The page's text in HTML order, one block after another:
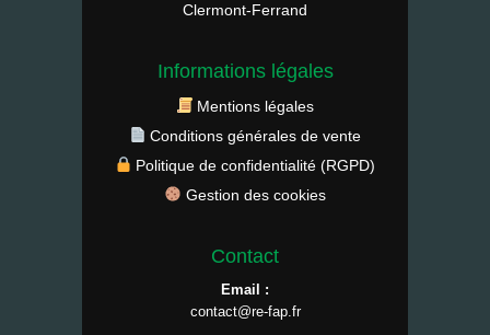
Clermont-Ferrand
Informations légales
Mentions légales
Conditions générales de vente
Politique de confidentialité (RGPD)
Gestion des cookies
Contact
Email :
contact@re-fap.fr